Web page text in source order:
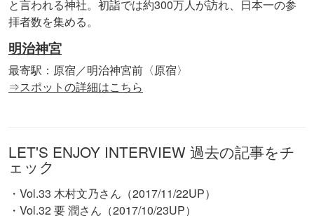
と言われる神社。初詣では約300万人が訪れ、日本一の参
拝者数を集める。
明治神宮
最寄駅：原宿／明治神宮前〈原宿〉
⇒スポットの詳細はこちら
LET'S ENJOY INTERVIEW 過去の記事をチ
ェック
・Vol.33 木村文乃さん（2017/11/22UP）
・Vol.32 要 潤さん（2017/10/23UP）